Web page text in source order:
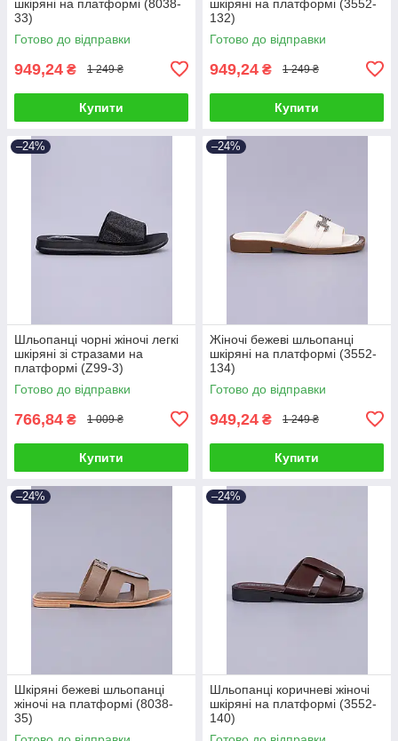
шкіряні на платформі (8038-
33)
Готово до відправки
949,24 ₴ 1 249 ₴
Купити
шкіряні на платформі (3552-
132)
Готово до відправки
949,24 ₴ 1 249 ₴
Купити
–24%
Шльопанці чорні жіночі легкі
шкіряні зі стразами на
платформі (Z99-3)
Готово до відправки
766,84 ₴ 1 009 ₴
Купити
–24%
Жіночі бежеві шльопанці
шкіряні на платформі (3552-
134)
Готово до відправки
949,24 ₴ 1 249 ₴
Купити
–24%
Шкіряні бежеві шльопанці
жіночі на платформі (8038-
35)
–24%
Шльопанці коричневі жіночі
шкіряні на платформі (3552-
140)